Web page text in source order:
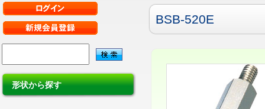
形状から探す
BSB-520E